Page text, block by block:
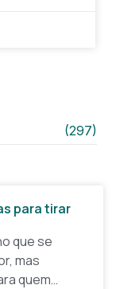
(297)
para tirar
que se
mas
quem